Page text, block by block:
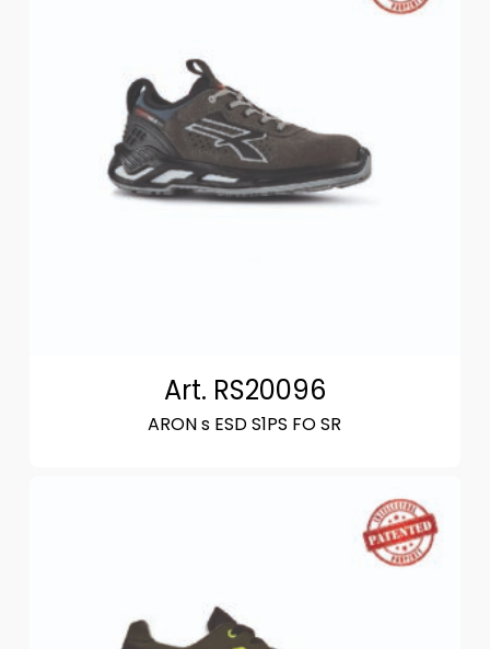
Art. RS20096
ARON s ESD S1PS FO SR